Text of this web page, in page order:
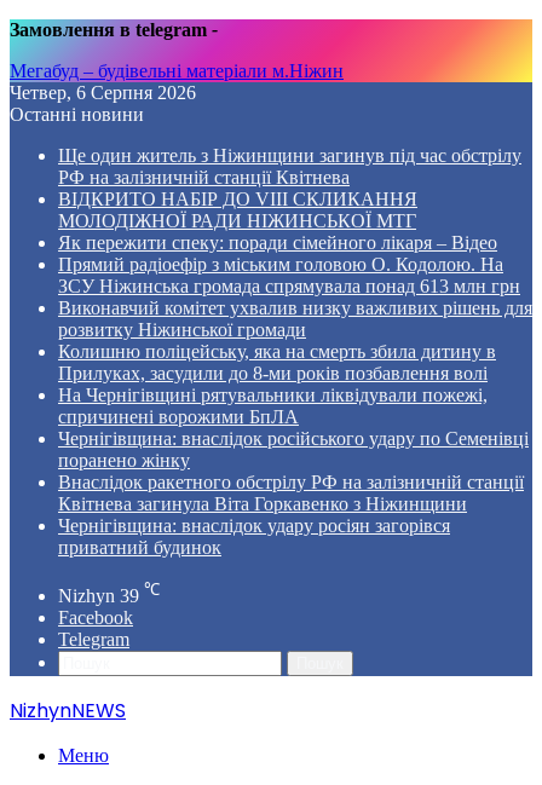
Замовлення в telegram -
Мегабуд – будівельні матеріали м.Ніжин
Четвер, 6 Серпня 2026
Останні новини
Ще один житель з Ніжинщини загинув під час обстрілу
РФ на залізничній станції Квітнева
ВІДКРИТО НАБІР ДО VIII СКЛИКАННЯ
МОЛОДІЖНОЇ РАДИ НІЖИНСЬКОЇ МТГ
Як пережити спеку: поради сімейного лікаря – Відео
Прямий радіоефір з міським головою О. Кодолою. На
ЗСУ Ніжинська громада спрямувала понад 613 млн грн
Виконавчий комітет ухвалив низку важливих рішень для
розвитку Ніжинської громади
Колишню поліцейську, яка на смерть збила дитину в
Прилуках, засудили до 8-ми років позбавлення волі
На Чернігівщині рятувальники ліквідували пожежі,
спричинені ворожими БпЛА
Чернігівщина: внаслідок російського удару по Семенівці
поранено жінку
Внаслідок ракетного обстрілу РФ на залізничній станції
Квітнева загинула Віта Горкавенко з Ніжинщини
Чернігівщина: внаслідок удару росіян загорівся
приватний будинок
Nizhyn 39 ℃
Facebook
Telegram
NizhynNEWS
Меню